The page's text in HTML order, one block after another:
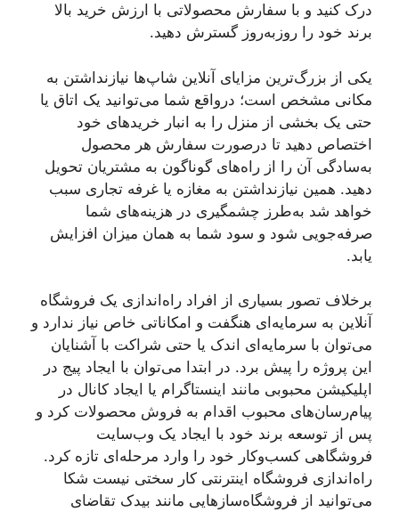
درک کنید و با سفارش محصولاتی با ارزش خرید بالا
برند خود را روزبه‌روز گسترش دهید.
یکی از بزرگ‌ترین مزایای آنلاین شاپ‌ها نیازنداشتن به
مکانی مشخص است؛ درواقع شما می‌توانید یک اتاق یا
حتی یک بخشی از منزل را به انبار خریدهای خود
اختصاص دهید تا درصورت سفارش هر محصول
به‌سادگی آن را از راه‌های گوناگون به مشتریان تحویل
دهید. همین نیازنداشتن به مغازه یا غرفه تجاری سبب
خواهد شد به‌طرز چشمگیری در هزینه‌های شما
صرفه‌جویی شود و سود شما به همان میزان افزایش
یابد.
برخلاف تصور بسیاری از افراد راه‌اندازی یک فروشگاه
آنلاین به سرمایه‌ای هنگفت و امکاناتی خاص نیاز ندارد و
می‌توان با سرمایه‌ای اندک یا حتی شراکت با آشنایان
این پروژه را پیش برد. در ابتدا می‌توان با ایجاد پیج در
اپلیکیشن محبوبی مانند اینستاگرام یا ایجاد کانال در
پیام‌رسان‌های محبوب اقدام به فروش محصولات کرد و
پس از توسعه برند خود با ایجاد یک وب‌سایت
فروشگاهی کسب‌وکار خود را وارد مرحله‌ای تازه کرد.
راه‌اندازی فروشگاه اینترنتی کار سختی نیست شکا
می‌توانید از فروشگاه‌ساز‌هایی مانند بیدک تقاضای